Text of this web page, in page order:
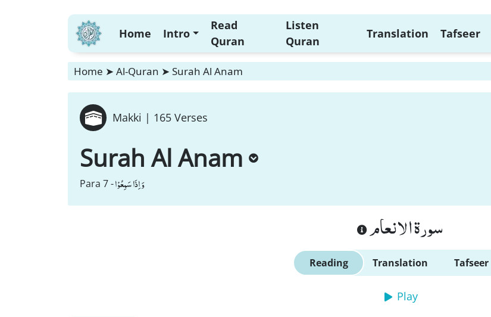
Home Intro
Read
Quran
Listen
Quran
Translation Tafseer
Home ➤ Al-Quran ➤ Surah Al Anam
Makki | 165 Verses
Surah Al Anam
Para 7 -وَ اِذَا سَمِعُوْا
سورة الانعام
Reading Translation Tafseer
Play